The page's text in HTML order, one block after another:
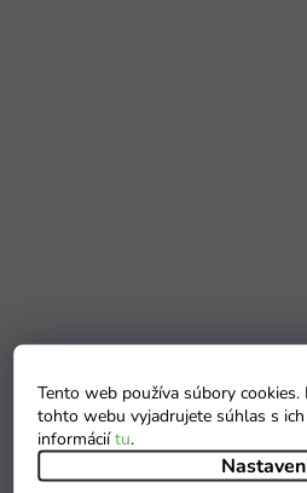
Tento web používa súbory cookies.
tohto webu vyjadrujete súhlas s
informáciítu.